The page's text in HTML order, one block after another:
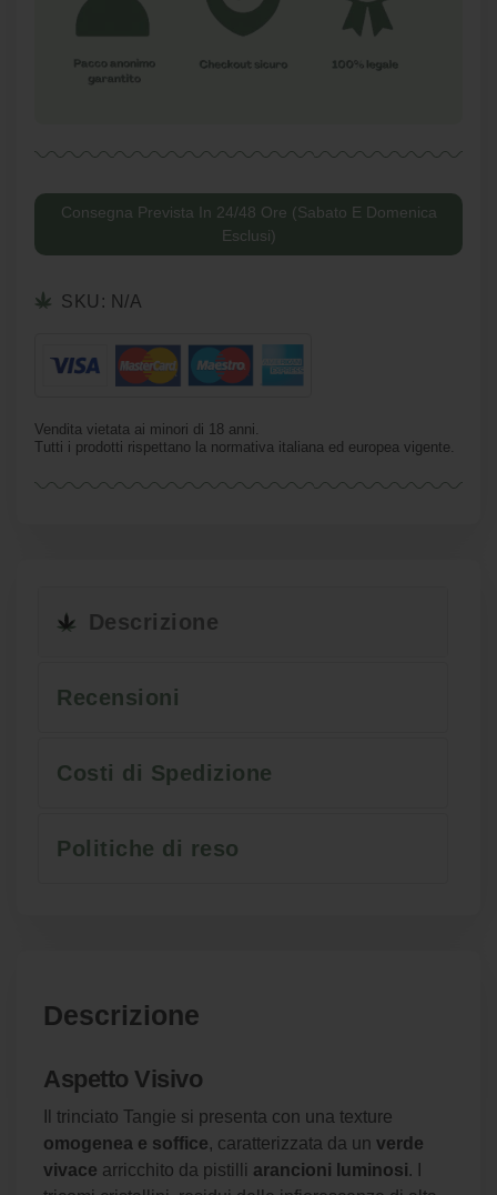
Consegna Prevista In 24/48 Ore (Sabato E Domenica
Esclusi)
SKU: N/A
Vendita vietata ai minori di 18 anni.
Tutti i prodotti rispettano la normativa italiana ed europea vigente.
Descrizione
Recensioni
Costi di Spedizione
Politiche di reso
Descrizione
Aspetto Visivo
Il trinciato Tangie si presenta con una texture
omogenea e soffice, caratterizzata da un verde
vivace arricchito da pistilli arancioni luminosi. I